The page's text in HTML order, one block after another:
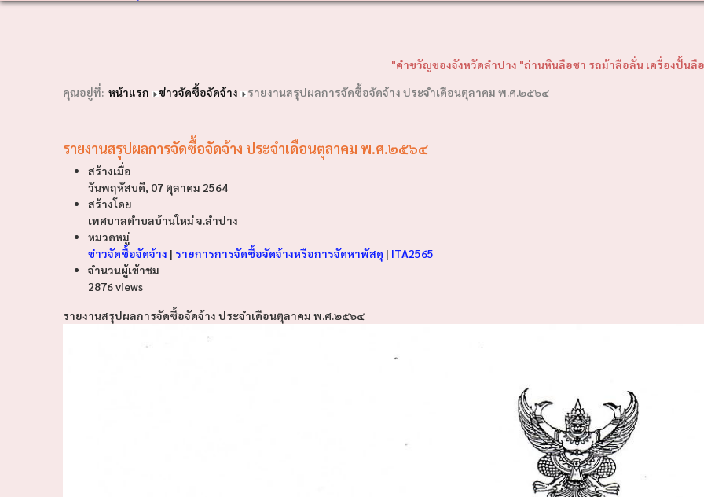
"คำขวัญของจังหวัดลำปาง "ถ่านหินลือชา รถม้าลือลั่น เครื่องปั้นลือนาม งามพ
คุณอยู่ที่: หน้าแรก ข่าวจัดซื้อจัดจ้าง รายงานสรุปผลการจัดซื้อจัดจ้าง ประจำเดือนตุลาคม พ.ศ.๒๕๖๔
รายงานสรุปผลการจัดซื้อจัดจ้าง ประจำเดือนตุลาคม พ.ศ.๒๕๖๔
สร้างเมื่อ
วันพฤหัสบดี, 07 ตุลาคม 2564
สร้างโดย
เทศบาลตำบลบ้านใหม่ จ.ลำปาง
หมวดหมู่
ข่าวจัดซื้อจัดจ้าง | รายการการจัดซื้อจัดจ้างหรือการจัดหาพัสดุ | ITA2565
จำนวนผู้เข้าชม
2876 views
รายงานสรุปผลการจัดซื้อจัดจ้าง ประจำเดือนตุลาคม พ.ศ.๒๕๖๔